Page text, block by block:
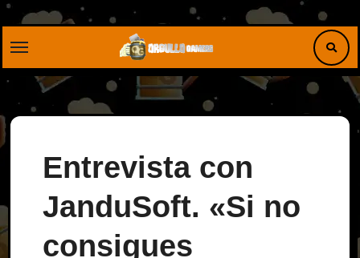
Saltar
Entrevista con
JanduSoft. «Si no
consigues